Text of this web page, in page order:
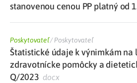
stanovenou cenou PP platný od
Poskytovateľ/Poskytovateľ
Štatistické údaje k výnimkám na
zdravotnícke pomôcky a
Q/2023 docx